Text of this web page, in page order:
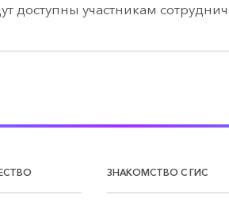
доступны участникам
ЗНАКОМСТВО С ГИС